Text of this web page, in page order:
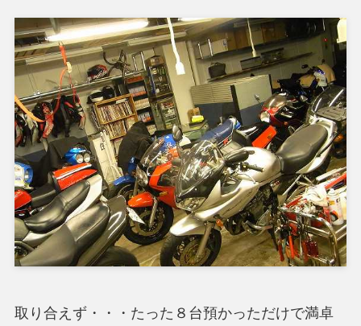
取り合えず・・・たった８台預かっただけで満卓